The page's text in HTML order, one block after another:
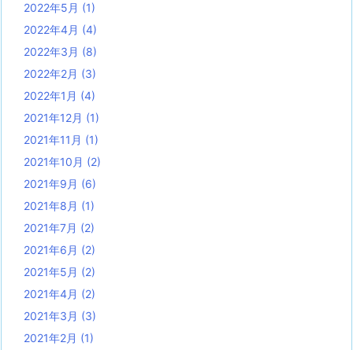
2022年5月 (1)
2022年4月 (4)
2022年3月 (8)
2022年2月 (3)
2022年1月 (4)
2021年12月 (1)
2021年11月 (1)
2021年10月 (2)
2021年9月 (6)
2021年8月 (1)
2021年7月 (2)
2021年6月 (2)
2021年5月 (2)
2021年4月 (2)
2021年3月 (3)
2021年2月 (1)